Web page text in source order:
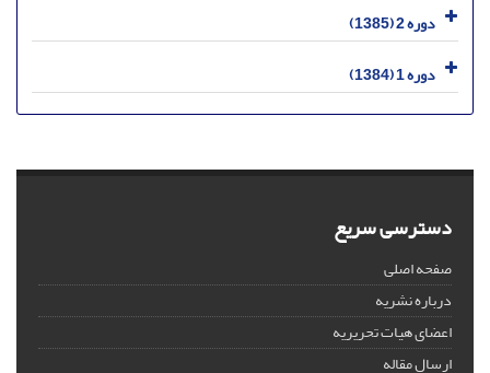
دوره 2 (1385)
دوره 1 (1384)
دسترسی سریع
صفحه اصلی
درباره نشریه
اعضای هیات تحریریه
ارسال مقاله